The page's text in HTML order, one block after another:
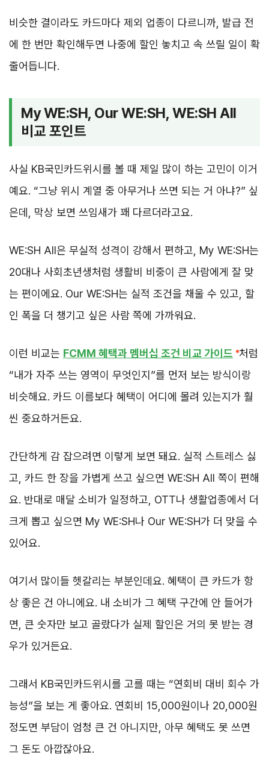
비슷한 결이라도 카드마다 제외 업종이 다르니까, 발급 전
에 한 번만 확인해두면 나중에 할인 놓치고 속 쓰릴 일이 확
줄어듭니다.
My WE:SH, Our WE:SH, WE:SH All
비교 포인트
사실 KB국민카드위시를 볼 때 제일 많이 하는 고민이 이거
예요. “그냥 위시 계열 중 아무거나 쓰면 되는 거 아냐?” 싶
은데, 막상 보면 쓰임새가 꽤 다르더라고요.
WE:SH All은 무실적 성격이 강해서 편하고, My WE:SH는
20대나 사회초년생처럼 생활비 비중이 큰 사람에게 잘 맞
는 편이에요. Our WE:SH는 실적 조건을 채울 수 있고, 할
인 폭을 더 챙기고 싶은 사람 쪽에 가까워요.
이런 비교는 FCMM 혜택과 멤버십 조건 비교 가이드 처럼
“내가 자주 쓰는 영역이 무엇인지”를 먼저 보는 방식이랑
비슷해요. 카드 이름보다 혜택이 어디에 몰려 있는지가 훨
씬 중요하거든요.
간단하게 감 잡으려면 이렇게 보면 돼요. 실적 스트레스 싫
고, 카드 한 장을 가볍게 쓰고 싶으면 WE:SH All 쪽이 편해
요. 반대로 매달 소비가 일정하고, OTT나 생활업종에서 더
크게 뽑고 싶으면 My WE:SH나 Our WE:SH가 더 맞을 수
있어요.
여기서 많이들 헷갈리는 부분인데요. 혜택이 큰 카드가 항
상 좋은 건 아니에요. 내 소비가 그 혜택 구간에 안 들어가
면, 큰 숫자만 보고 골랐다가 실제 할인은 거의 못 받는 경
우가 있거든요.
그래서 KB국민카드위시를 고를 때는 “연회비 대비 회수 가
능성”을 보는 게 좋아요. 연회비 15,000원이나 20,000원
정도면 부담이 엄청 큰 건 아니지만, 아무 혜택도 못 쓰면
그 돈도 아깝잖아요.